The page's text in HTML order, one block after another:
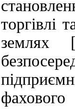
торгівлі
землях